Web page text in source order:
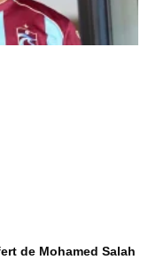
de Mohamed Salah